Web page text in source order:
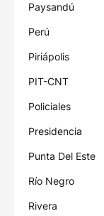
Paysandú
Perú
Piriápolis
PIT-CNT
Policiales
Presidencia
Punta Del Este
Río Negro
Rivera